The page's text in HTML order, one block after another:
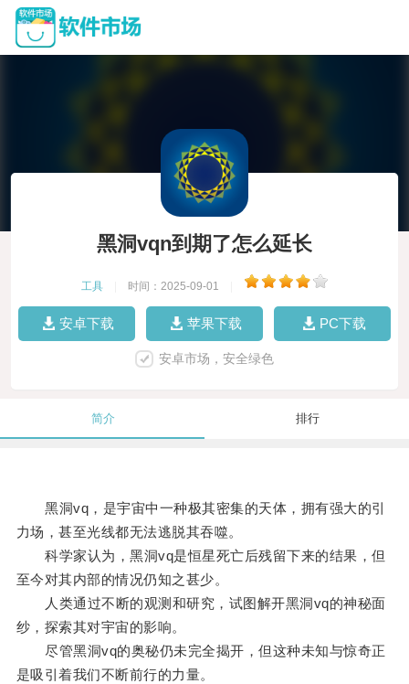
黑洞vqn到期了怎么延长
工具 时间：2025-09-01
安卓下载 苹果下载 PC下载
安卓市场，安全绿色
简介 排行
黑洞vq，是宇宙中一种极其密集的天体，拥有强大的引
力场，甚至光线都无法逃脱其吞噬。
科学家认为，黑洞vq是恒星死亡后残留下来的结果，但
至今对其内部的情况仍知之甚少。
人类通过不断的观测和研究，试图解开黑洞vq的神秘面
纱，探索其对宇宙的影响。
尽管黑洞vq的奥秘仍未完全揭开，但这种未知与惊奇正
是吸引着我们不断前行的力量。